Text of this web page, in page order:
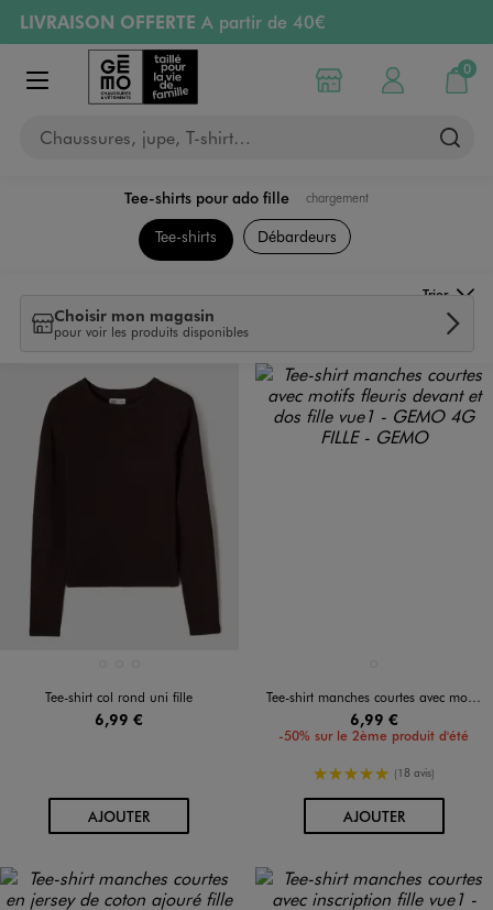
Aller au contenu principal
Aller à la navigation
LIVRAISON OFFERTE A partir de 40€
RETRAIT ET LIVRAISON OFFERTE
en magasin
PAYEZ EN 3x SANS FRAIS
Retours OFFERTS
pendant 30 jours
Afficher le menu
Chaussures, jupe, T-shirt…
Choisir mon magasin
Mon compte
0
Mon
Tee-shirts pour ado fille chargement
Collection Ado Fille
Tee-shirts Débardeurs
Choisir mon magasin
pour voir les produits disponibles
Trier
Tee-shirt col rond uni fille
6,99 €
AJOUTERAU PANIER
Tee-shirt manches courtes avec motifs fleuris devant et dos fille
6,99 €
-50% sur le 2ème produit d'été
5/5 de moyenne
(18 avis)
AJOUTERAU PANIER